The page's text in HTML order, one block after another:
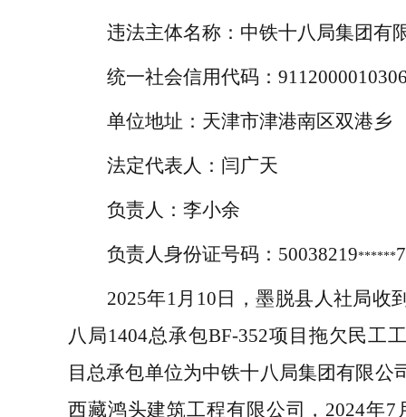
违法主体名称： 中铁十八局集团有
统一社会信用代码：
单位地址： 天津市津港南区双港乡
法定代表人： 闫广天
负责人： 李小余
负责人身份证号码： 50038219******
2025年1 月 10 日，墨脱县人社局收
八局1404总承包BF-352项目拖欠民工
目总承包单位为中铁十八局集团有限公
西藏鸿头建筑工程有限公司， 2024年7